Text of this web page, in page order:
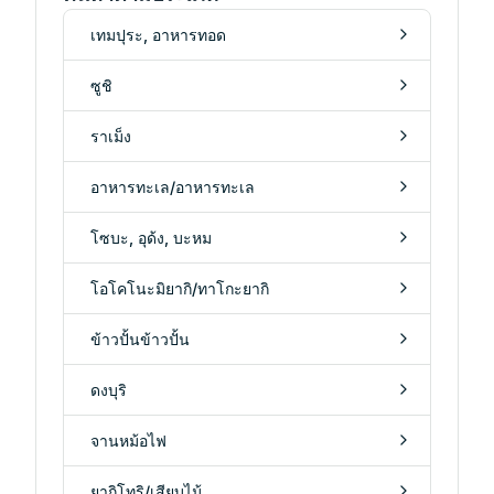
เทมปุระ, อาหารทอด
ซูชิ
ราเม็ง
อาหารทะเล/อาหารทะเล
โซบะ, อุด้ง, บะหม
โอโคโนะมิยากิ/ทาโกะยากิ
ข้าวปั้นข้าวปั้น
ดงบุริ
จานหม้อไฟ